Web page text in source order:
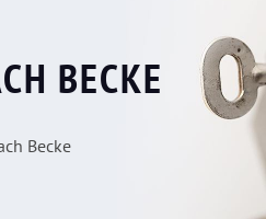
BECKE
Becke